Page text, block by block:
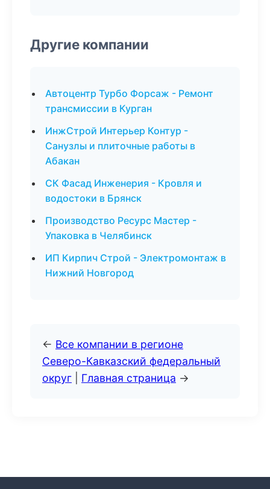
Другие компании
Автоцентр Турбо Форсаж - Ремонт
трансмиссии в Курган
ИнжСтрой Интерьер Контур -
Санузлы и плиточные работы в
Абакан
СК Фасад Инженерия - Кровля и
водостоки в Брянск
Производство Ресурс Мастер -
Упаковка в Челябинск
ИП Кирпич Строй - Электромонтаж в
Нижний Новгород
← Все компании в регионе
Северо-Кавказский федеральный
округ
Главная страница →